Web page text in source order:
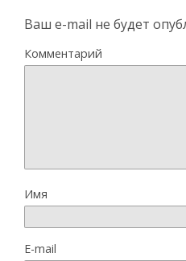
Ваш e-mail не будет
Комментарий
Имя
E-mail